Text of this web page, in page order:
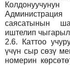
саясатынын
иштелип
2.6.
Каттоо
үчүн сыр сөзү
номерин